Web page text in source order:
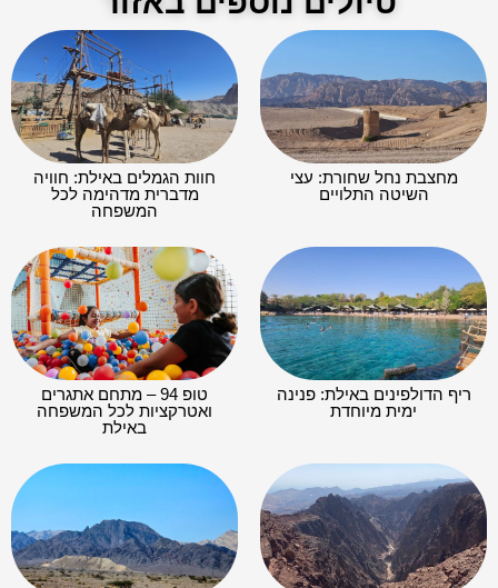
מחצבת נחל שחורת: עצי
השיטה התלויים
חוות הגמלים באילת: חוויה
מדברית מדהימה לכל
המשפחה
ריף הדולפינים באילת: פנינה
ימית מיוחדת
טופ 94 – מתחם אתגרים
ואטרקציות לכל המשפחה
באילת